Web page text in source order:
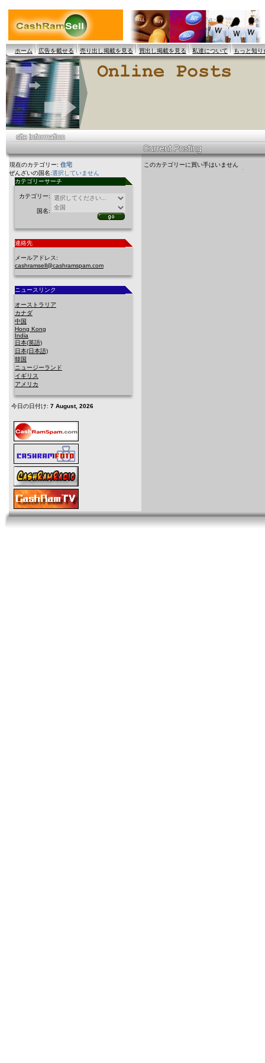
ホーム 広告を載せる 売り出し掲載を見る 買出し掲載を見る 私達について もっと知り
現在のカテゴリー: 住宅
ぜんざいの国名:選択していません
カテゴリーサーチ
カテゴリー:
国名:
連絡先
メールアドレス:
cashramsell@cashramspam.com
ニュースリンク
オーストラリア
カナダ
中国
Hong Kong
India
日本(英語)
日本(日本語)
韓国
ニュージーランド
イギリス
アメリカ
今日の日付け: 7 August, 2026
このカテゴリーに買い手はいません